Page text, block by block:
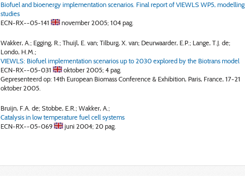
Biofuel and bioenergy implementation scenarios. Final report of VIEWLS WP5, modelling
studies
ECN-RX--05-141
november 2005; 104 pag.
Wakker, A.; Egging, R.; Thuijl, E. van; Tilburg, X. van; Deurwaarder, E.P.; Lange, T.J. de;
Londo, H.M.;
VIEWLS: Biofuel implementation scenarios up to 2030 explored by the Biotrans model
ECN-RX--05-031
oktober 2005; 4 pag.
Gepresenteerd op: 14th European Biomass Conference & Exhibition, Paris, France, 17-21
oktober 2005.
Bruijn, F.A. de; Stobbe, E.R.; Wakker, A.;
Catalysis in low temperature fuel cell systems
ECN-RX--05-069
juni 2004; 20 pag.